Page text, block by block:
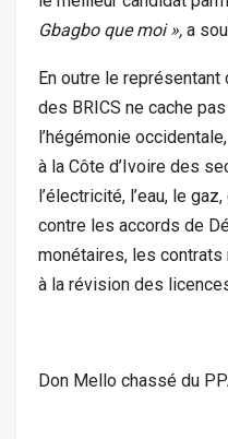
Gbagbo que moi », a
En outre le représentant
des BRICS ne cache
l’hégémonie
à la Côte d’Ivoire des
l’électricité, l’eau, le
contre les accords de
monétaires, les contrats
à la révision des
Don Mello chassé du